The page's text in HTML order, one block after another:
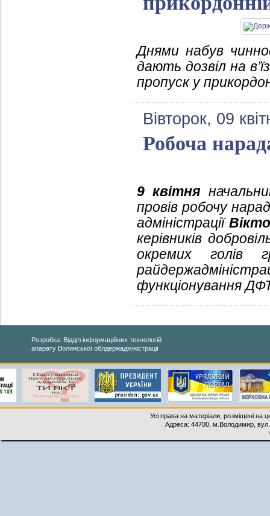
Днями набув
дають дозвіл на
пропуск у
Вівторок, 09
Робоча
9 квітня
провів робочу
адміністрації
керівників
окремих голів
функціонування
Розробка: Відділ інформаційних технологій
апарату Волинської облдержадміністрації
Усі права на матеріали, розміщені на
Адреса: 44700, м.Володимир,